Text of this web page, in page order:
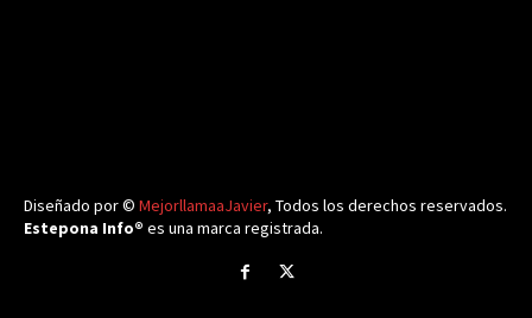
Diseñado por © MejorllamaaJavier, Todos los derechos reservados.
Estepona Info® es una marca registrada.